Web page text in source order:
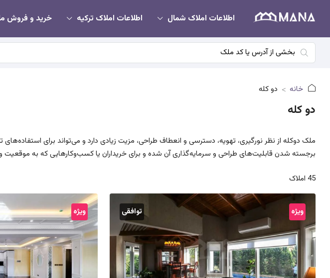
اطلاعات املاک شمال اطلاعات املاک ترکیه خرید و فروش
خانه دو کله
دو کله
ملک دوکله از نظر نورگیری، تهویه، دسترسی و انعطاف طراحی، مزیت زیادی دارد و می‌تواند برای
برجسته شدن قابلیت‌های طراحی و سرمایه‌گذاری آن شده و برای خریداران یا کسب‌وکارهایی که به
45 املاک
ویژه توافقی ویژه